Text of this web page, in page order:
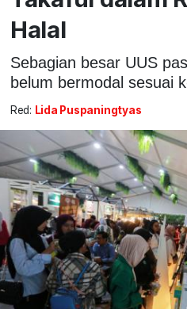
Halal
Sebagian besar UUS
belum bermodal sesuai
Red: Lida Puspaningtyas